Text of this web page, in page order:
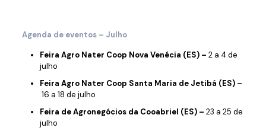
Agenda de eventos – Julho
Feira Agro Nater Coop Nova Venécia (ES) – 2 a 4 de
julho
Feira Agro Nater Coop Santa Maria de Jetibá (ES) –
16 a 18 de julho
Feira de Agronegócios da Cooabriel (ES) – 23 a 25 de
julho